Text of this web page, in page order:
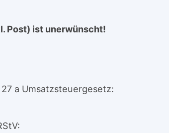
Post) ist unerwünscht!
a Umsatzsteuergesetz: